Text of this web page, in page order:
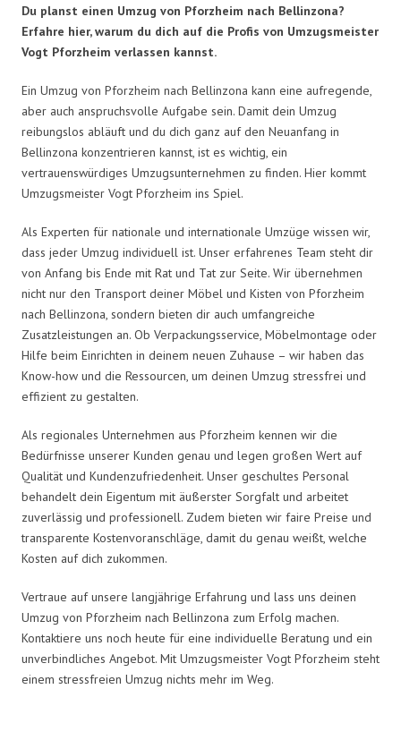
Du planst einen Umzug von Pforzheim nach Bellinzona?
Erfahre hier, warum du dich auf die Profis von Umzugsmeister
Vogt Pforzheim verlassen kannst.
Ein Umzug von Pforzheim nach Bellinzona kann eine aufregende,
aber auch anspruchsvolle Aufgabe sein. Damit dein Umzug
reibungslos abläuft und du dich ganz auf den Neuanfang in
Bellinzona konzentrieren kannst, ist es wichtig, ein
vertrauenswürdiges Umzugsunternehmen zu finden. Hier kommt
Umzugsmeister Vogt Pforzheim ins Spiel.
Als Experten für nationale und internationale Umzüge wissen wir,
dass jeder Umzug individuell ist. Unser erfahrenes Team steht dir
von Anfang bis Ende mit Rat und Tat zur Seite. Wir übernehmen
nicht nur den Transport deiner Möbel und Kisten von Pforzheim
nach Bellinzona, sondern bieten dir auch umfangreiche
Zusatzleistungen an. Ob Verpackungsservice, Möbelmontage oder
Hilfe beim Einrichten in deinem neuen Zuhause – wir haben das
Know-how und die Ressourcen, um deinen Umzug stressfrei und
effizient zu gestalten.
Als regionales Unternehmen aus Pforzheim kennen wir die
Bedürfnisse unserer Kunden genau und legen großen Wert auf
Qualität und Kundenzufriedenheit. Unser geschultes Personal
behandelt dein Eigentum mit äußerster Sorgfalt und arbeitet
zuverlässig und professionell. Zudem bieten wir faire Preise und
transparente Kostenvoranschläge, damit du genau weißt, welche
Kosten auf dich zukommen.
Vertraue auf unsere langjährige Erfahrung und lass uns deinen
Umzug von Pforzheim nach Bellinzona zum Erfolg machen.
Kontaktiere uns noch heute für eine individuelle Beratung und ein
unverbindliches Angebot. Mit Umzugsmeister Vogt Pforzheim steht
einem stressfreien Umzug nichts mehr im Weg.